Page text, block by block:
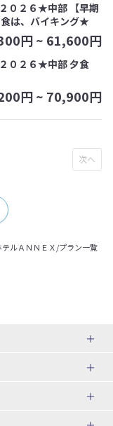
０２６★中部 【早期
は、バイキング★
円 ~ 61,600円
０２６★中部 夕食
円 ~ 70,900円
ルＡＮＮＥＸ/プラン一覧